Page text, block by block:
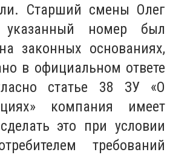
Старший смены Олег
указанный номер был
законных основаниях,
в официальном ответе
статье 38 ЗУ «О
компания имеет
это при условии
требований